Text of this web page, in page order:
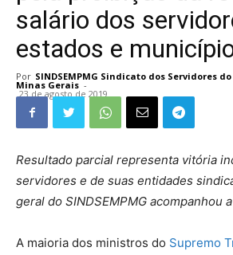
salário dos
estados e
Por SINDSEMPMG Sindicato dos Servidores
Minas Gerais -
23 de agosto de 2019
Resultado parcial representa vitória
servidores e de suas entidades
geral do SINDSEMPMG acompanhou
A maioria dos ministros do Supremo